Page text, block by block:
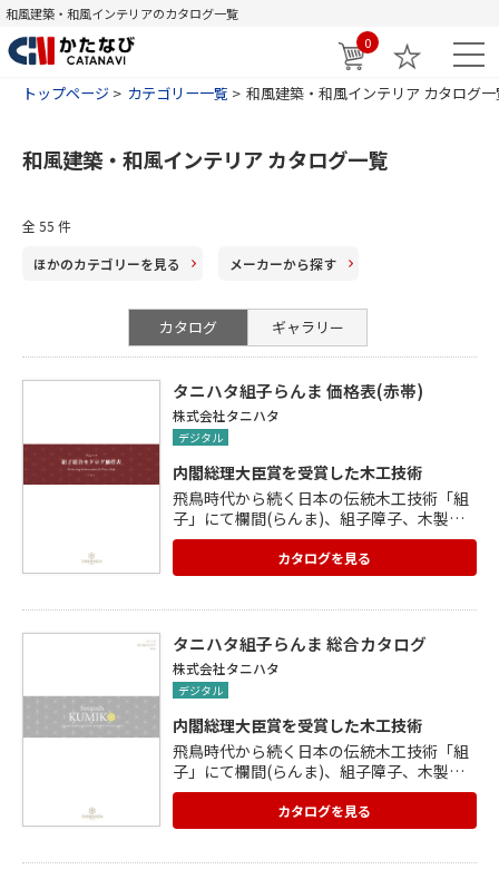
和風建築・和風インテリアのカタログ一覧
0
トップページ カテゴリー一覧 和風建築・和風インテリア カタログ
和風建築・和風インテリア カタログ一覧
全 55 件
ほかのカテゴリーを見る メーカーから探す
カタログ ギャラリー
タニハタ組子らんま 価格表(赤帯)
株式会社タニハタ
デジタル
内閣総理大臣賞を受賞した木工技術
飛鳥時代から続く日本の伝統木工技術「組
子」にて欄間(らんま)、組子障子、木製建
具を製作し、和室から和モダンな現代空間
まで多種多様な場所に納入しております。
木材は、木曽檜、吉野杉、神代杉などの国
製作します。 用途:間仕切りらんま、引き戸
用部材(格子戸)、家具部材、天井格子、衝
立 納入施設:住宅、マンション、ホテル、
駅、空港、和食店、寺院、オフィス、物販
店 カテゴリー:吉祥組子全18種、麻の葉ち
らし全18種、美術組子全4種
カタログを見る
タニハタ組子らんま 総合カタログ
株式会社タニハタ
デジタル
内閣総理大臣賞を受賞した木工技術
飛鳥時代から続く日本の伝統木工技術「組
子」にて欄間(らんま)、組子障子、木製建
具を製作し、和室から和モダンな現代空間
まで多種多様な場所に納入しております。
木材は、木曽檜、吉野杉、神代杉などの国
カタログを見る